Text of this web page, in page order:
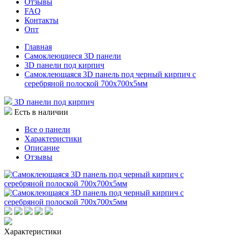
Отзывы
FAQ
Контакты
Опт
Главная
Самоклеющиеся 3D панели
3D панели под кирпич
Самоклеющаяся 3D панель под черный кирпич с
серебряной полоской 700x700x5мм
3D панели под кирпич
Есть в наличии
Все о панели
Характеристики
Описание
Отзывы
Характеристики